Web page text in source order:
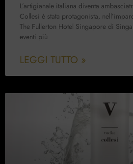
L’artigianale italiana diventa
Collesi è stata protagonista,
The Fullerton Hotel Singapore di
eventi più
LEGGI TUTTO »